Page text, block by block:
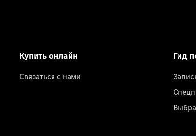
Купить онлайн
Связаться с нами
Гид